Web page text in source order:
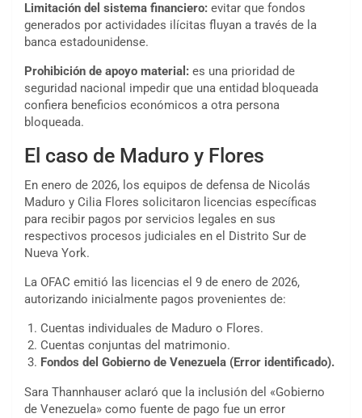
Limitación del sistema financiero: evitar que fondos
generados por actividades ilícitas fluyan a través de la
banca estadounidense.
Prohibición de apoyo material: es una prioridad de
seguridad nacional impedir que una entidad bloqueada
confiera beneficios económicos a otra persona
bloqueada.
El caso de Maduro y Flores
En enero de 2026, los equipos de defensa de Nicolás
Maduro y Cilia Flores solicitaron licencias específicas
para recibir pagos por servicios legales en sus
respectivos procesos judiciales en el Distrito Sur de
Nueva York.
La OFAC emitió las licencias el 9 de enero de 2026,
autorizando inicialmente pagos provenientes de:
Cuentas individuales de Maduro o Flores.
Cuentas conjuntas del matrimonio.
Fondos del Gobierno de Venezuela (Error identificado).
Sara Thannhauser aclaró que la inclusión del «Gobierno
de Venezuela» como fuente de pago fue un error